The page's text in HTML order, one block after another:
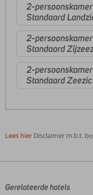
2-persoonskamer
Standaard
2-persoonskamer
Standaard
2-persoonskamer
Standaard
Lees hier Disclaimer m.b.t.
door
Gerelateerde hotels